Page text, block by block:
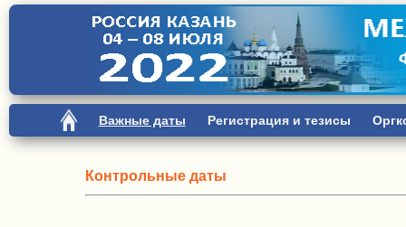
Важные даты Регистрация и тезисы
Контрольные даты